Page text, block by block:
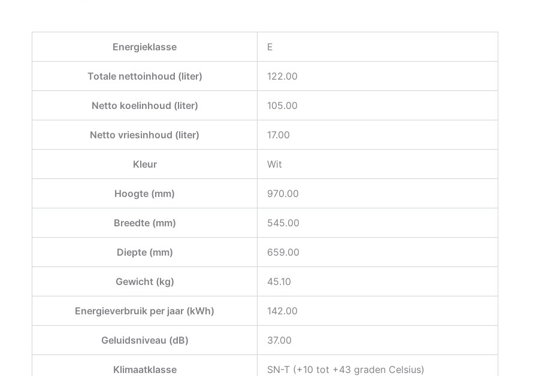
Energieklasse E
Totale nettoinhoud (liter) 122.00
Netto koelinhoud (liter) 105.00
Netto vriesinhoud (liter) 17.00
Kleur Wit
Hoogte (mm) 970.00
Breedte (mm) 545.00
Diepte (mm) 659.00
Gewicht (kg) 45.10
Energieverbruik per jaar (kWh) 142.00
Geluidsniveau (dB) 37.00
Klimaatklasse SN-T (+10 tot +43 graden Celsius)